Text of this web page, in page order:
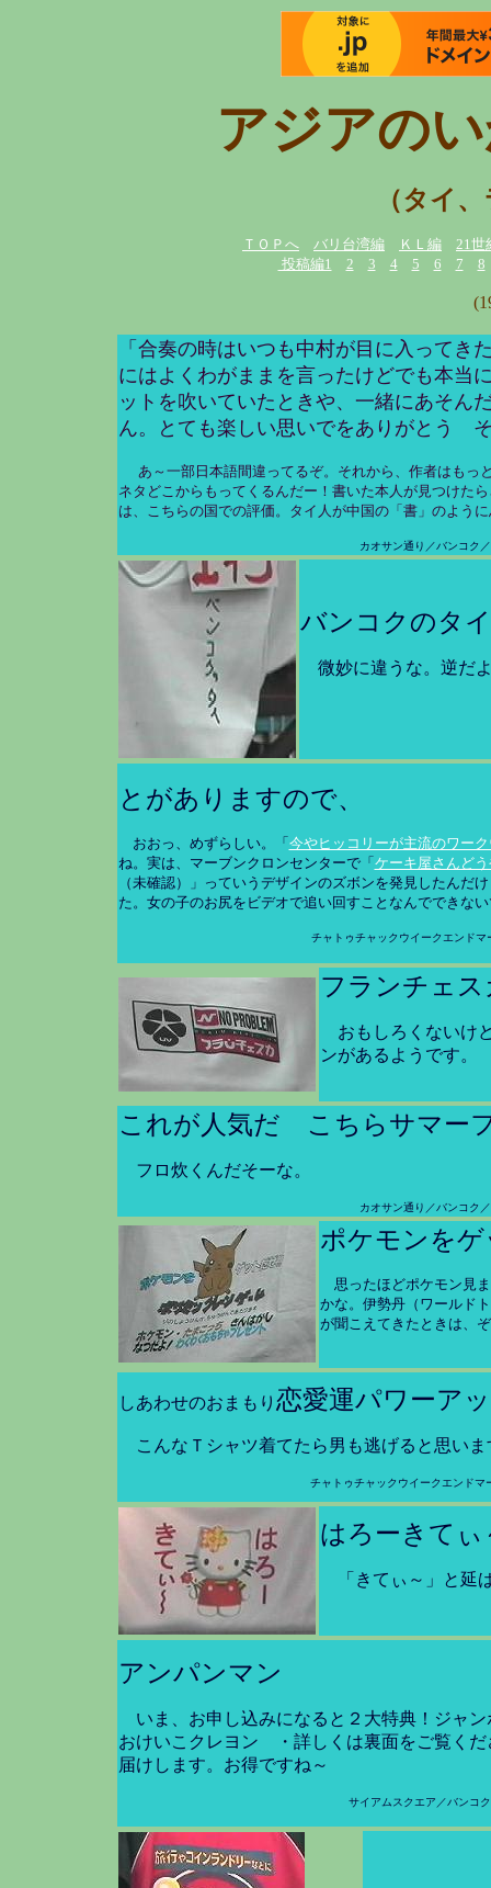
アジアの
（タイ
ＴＯＰへ バリ台湾編 ＫＬ編
21世
投稿編1
2 3 4 5 6 7 8
「合奏の時はいつも中村が目に入ってき
にはよくわがままを言ったけどでも本当
ットを吹いていたときや、一緒にあそん
ん。とても楽しい思いでをありがとう
あ～一部日本語間違ってるぞ。それから、作者はもっ
ネタどこからもってくるんだー！書いた本人が見つけた
は、こちらの国での評価。タイ人が中国の「書」のよう
カオサン通り／バンコク
バンコクのタイ
微妙に違うな。逆だ
とがありますので、
おおっ、めずらしい。「 今やヒッコリーが主流のワー
ね。実は、マーブンクロンセンターで「 ケーキ屋さんど
（未確認）」っていうデザインのズボンを発見したんだ
た。女の子のお尻をビデオで追い回すことなんでできな
チャトゥチャックウイークエンドマ
フランチェス
おもしろくないけ
ンがあるようです。
これが人気だ こちらサマー
フロ炊くんだそーな。
カオサン通り／バンコク
ポケモンを
思ったほどポケモン見
かな。伊勢丹（ワールド
が聞こえてきたときは、
しあわせのおまもり 恋愛運パワーア
こんなＴシャツ着てたら男も逃げると思いま
チャトゥチャックウイークエンドマ
はろーきてぃ
「きてぃ～」と延
アンパンマン
いま、お申し込みになると２大特典！ジャ
おけいこクレヨン ・詳しくは裏面をご覧くだ
届けします。お得ですね～
サイアムスクエア／バンコ